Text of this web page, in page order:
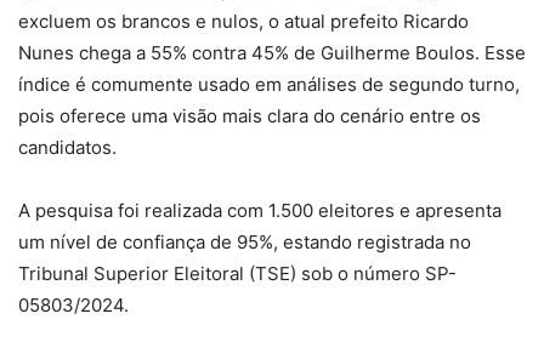
excluem os brancos e nulos, o atual prefeito Ricardo
Nunes chega a 55% contra 45% de Guilherme Boulos. Esse
índice é comumente usado em análises de segundo turno,
pois oferece uma visão mais clara do cenário entre os
candidatos.
A pesquisa foi realizada com 1.500 eleitores e apresenta
um nível de confiança de 95%, estando registrada no
Tribunal Superior Eleitoral (TSE) sob o número SP-
05803/2024.